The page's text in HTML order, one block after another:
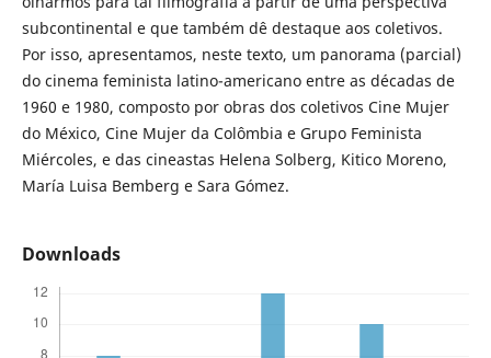
subcontinental e que também dê destaque aos coletivos.
Por isso, apresentamos, neste texto, um panorama (parcial)
do cinema feminista latino-americano entre as décadas de
1960 e 1980, composto por obras dos coletivos Cine Mujer
do México, Cine Mujer da Colômbia e Grupo Feminista
Miércoles, e das cineastas Helena Solberg, Kitico Moreno,
María Luisa Bemberg e Sara Gómez.
Downloads